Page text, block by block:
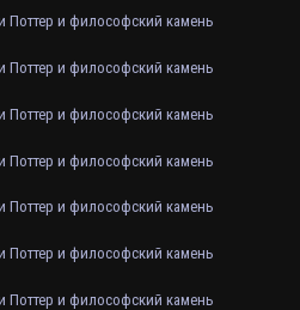
Поттер и философский камень
Поттер и философский камень
Поттер и философский камень
Поттер и философский камень
Поттер и философский камень
Поттер и философский камень
Поттер и философский камень